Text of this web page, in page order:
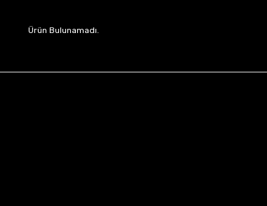
Ürün Bulunamadı.